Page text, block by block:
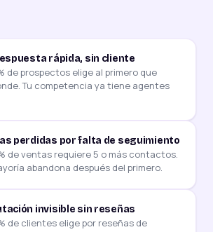
rápida, sin cliente
de prospectos elige al primero que
Tu competencia ya tiene agentes
perdidas por falta de seguimiento
de ventas requiere 5 o más contactos.
abandona después del primero.
invisible sin reseñas
de clientes elige por reseñas de